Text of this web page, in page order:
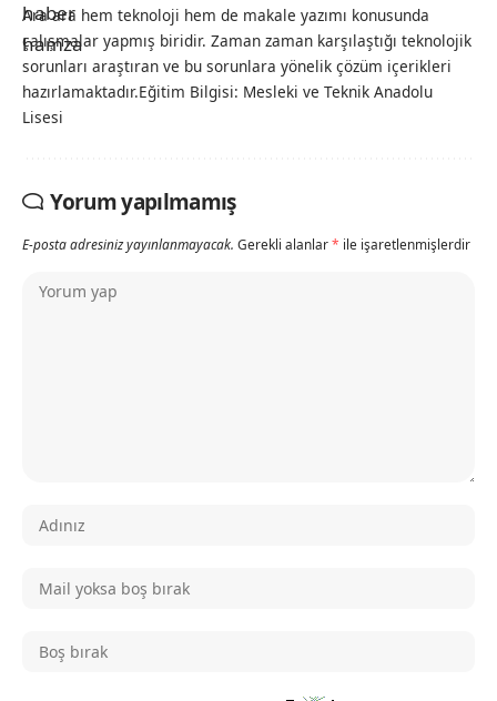
Ara ara hem teknoloji hem de makale yazımı konusunda
çalışmalar yapmış biridir. Zaman zaman karşılaştığı teknolojik
sorunları araştıran ve bu sorunlara yönelik çözüm içerikleri
hazırlamaktadır.Eğitim Bilgisi: Mesleki ve Teknik Anadolu
Lisesi
Yorum yapılmamış
E-posta adresiniz yayınlanmayacak. Gerekli alanlar* ile işaretlenmişlerdir